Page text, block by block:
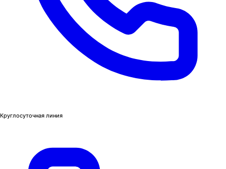
Круглосуточная линия